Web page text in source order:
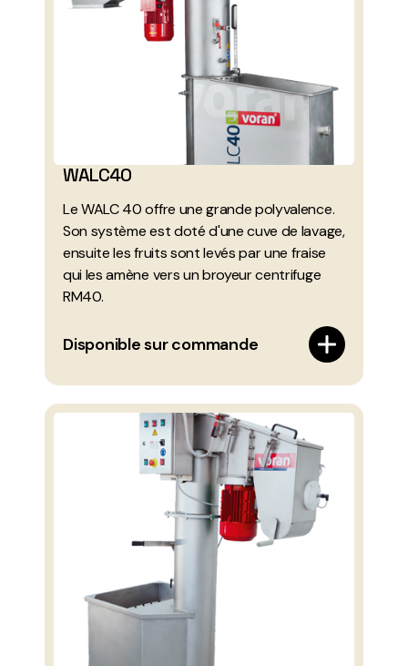
WALC40
Le WALC 40 offre une grande polyvalence.
Son système est doté d'une cuve de lavage,
ensuite les fruits sont levés par une fraise
qui les amène vers un broyeur centrifuge
RM40.
Disponible sur commande